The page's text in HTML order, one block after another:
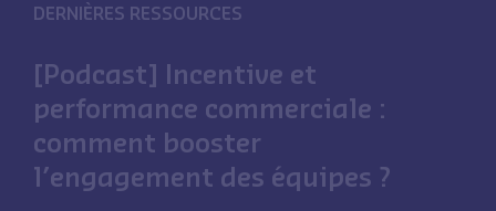
DERNIÈRES RESSOURCES
[Podcast] Incentive et
performance commerciale :
comment booster
l’engagement des équipes ?